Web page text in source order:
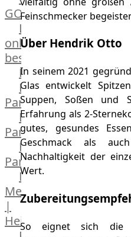
GOURMET
Lebensmittel
online
bestellen
Karriere
Kochschul-
Partner
Depot-
Partner
Frischetheken-
Partner
Männer
Metzger
|
Heinsberg
Feinschmecker
Über Hendrik Otto
In seinem 2021
Glas entwickelt
Suppen, Soßen und
Erfahrung als 2-
gutes, gesundes
Geschmack als
Nachhaltigkeit der
Wert.
So eignet sich die